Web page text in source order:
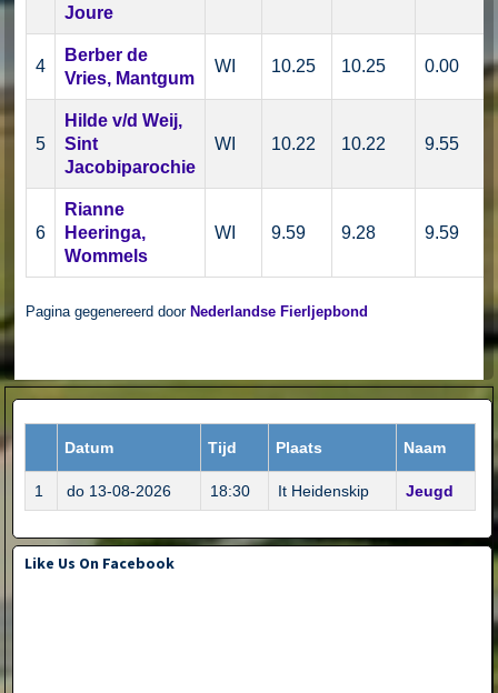
Joure
4
Berber de
Vries, Mantgum
WI 10.25 10.25 0.00
5
Hilde v/d Weij,
Sint
Jacobiparochie
WI 10.22 10.22 9.55
6
Rianne
Heeringa,
Wommels
WI 9.59 9.28 9.59
Pagina gegenereerd door Nederlandse Fierljepbond
Datum Tijd Plaats Naam
1 do 13-08-2026 18:30 It Heidenskip Jeugd
Like Us On Facebook